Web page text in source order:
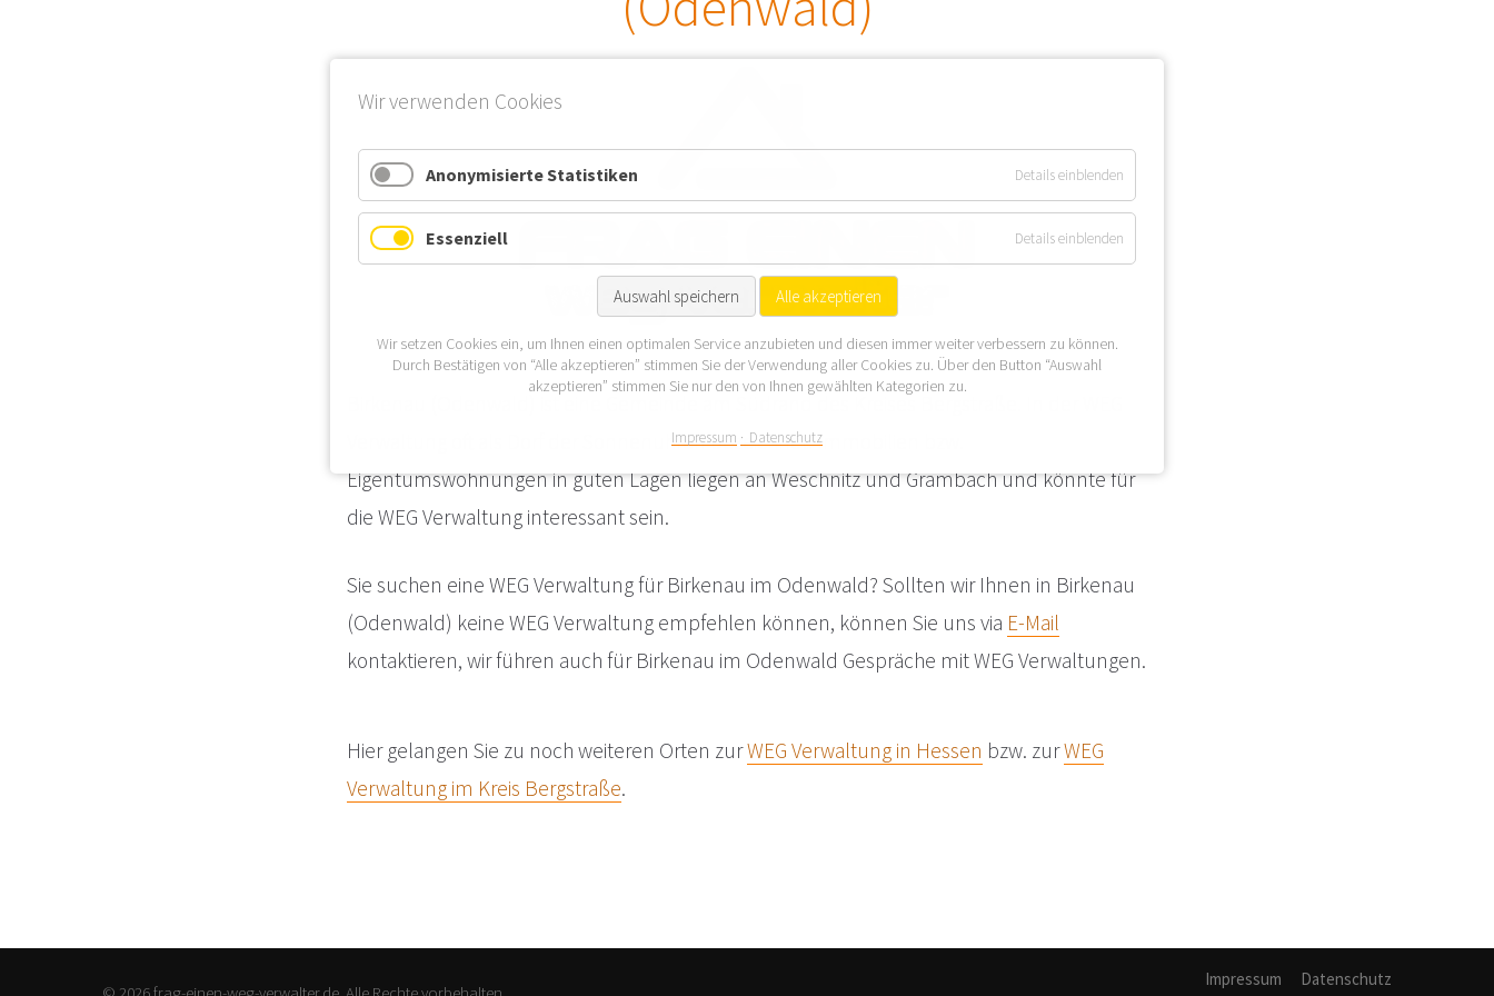
Birkenau (Odenwald) ist eine Gemeinde am Südrand des Kreises Bergstraße. In der WEG
Verwaltung oft als Dorf der Sonnenuhren bezeichnet. Immobilien bzw.
Eigentumswohnungen in guten Lagen liegen an Weschnitz und Grambach und könnte für
die WEG Verwaltung interessant sein.
Sie suchen eine WEG Verwaltung für Birkenau im Odenwald? Sollten wir Ihnen in Birkenau
(Odenwald) keine WEG Verwaltung empfehlen können, können Sie uns via E-Mail
kontaktieren, wir führen auch für Birkenau im Odenwald Gespräche mit WEG Verwaltungen.
Hier gelangen Sie zu noch weiteren Orten zurWEG Verwaltung in Hessen bzw. zurWEG
Verwaltung im Kreis Bergstraße.
Impressum Datenschutz
Wir verwenden Cookies
Anonymisierte Statistiken Details einblenden
Essenziell Details einblenden
Auswahl speichern Alle akzeptieren
Wir setzen Cookies ein, um Ihnen einen optimalen Service anzubieten und diesen immer weiter verbessern zu können.
Durch Bestätigen von “Alle akzeptieren” stimmen Sie der Verwendung aller Cookies zu. Über den Button “Auswahl
akzeptieren” stimmen Sie nur den von Ihnen gewählten Kategorien zu.
Impressum Datenschutz